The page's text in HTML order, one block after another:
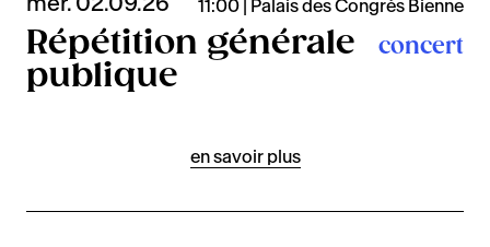
11:00 | Palais des Congrès Bienne
Répétition générale
publique
concert
en savoir plus